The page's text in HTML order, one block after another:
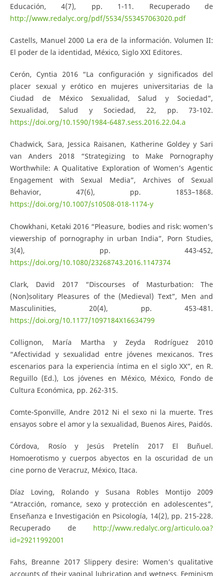
Educación, 4(7), pp. 1-11. Recuperado de
http://www.redalyc.org/pdf/5534/553457063020.pdf
Castells, Manuel 2000 La era de la información. Volumen II:
El poder de la identidad, México, Siglo XXI Editores.
Cerón, Cyntia 2016 “La configuración y significados del
placer sexual y erótico en mujeres universitarias de la
Ciudad de México Sexualidad, Salud y Sociedad”,
Sexualidad, Salud y Sociedad, 22, pp. 73-102.
https://doi.org/10.1590/1984-6487.sess.2016.22.04.a
Chadwick, Sara, Jessica Raisanen, Katherine Goldey y Sari
van Anders 2018 “Strategizing to Make Pornography
Worthwhile: A Qualitative Exploration of Women’s Agentic
Engagement with Sexual Media”, Archives of Sexual
Behavior, 47(6), pp. 1853–1868.
https://doi.org/10.1007/s10508-018-1174-y
Chowkhani, Ketaki 2016 “Pleasure, bodies and risk: women’s
viewership of pornography in urban India”, Porn Studies,
3(4), pp. 443-452,
https://doi.org/10.1080/23268743.2016.1147374
Clark, David 2017 “Discourses of Masturbation: The
(Non)solitary Pleasures of the (Medieval) Text”, Men and
Masculinities, 20(4), pp. 453-481.
https://doi.org/10.1177/1097184X16634799
Collignon, María Martha y Zeyda Rodríguez 2010
“Afectividad y sexualidad entre jóvenes mexicanos. Tres
escenarios para la experiencia íntima en el siglo XX”, en R.
Reguillo (Ed.), Los jóvenes en México, México, Fondo de
Cultura Económica, pp. 262-315.
Comte-Sponville, Andre 2012 Ni el sexo ni la muerte. Tres
ensayos sobre el amor y la sexualidad, Buenos Aires, Paidós.
Córdova, Rosío y Jesús Pretelín 2017 El Buñuel.
Homoerotismo y cuerpos abyectos en la oscuridad de un
cine porno de Veracruz, México, Itaca.
Díaz Loving, Rolando y Susana Robles Montijo 2009
“Atracción, romance, sexo y protección en adolescentes”,
Enseñanza e Investigación en Psicología, 14(2), pp. 215-228.
Recuperado de http://www.redalyc.org/articulo.oa?
id=29211992001
Fahs, Breanne 2017 Slippery desire: Women’s qualitative
accounts of their vaginal lubrication and wetness, Feminism